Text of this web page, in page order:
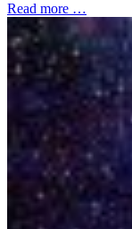
Read more …